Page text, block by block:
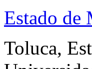
Estado de
Toluca,